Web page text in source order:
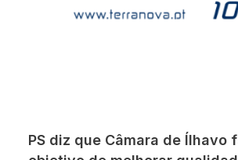
PS diz que Câmara de Ílhavo